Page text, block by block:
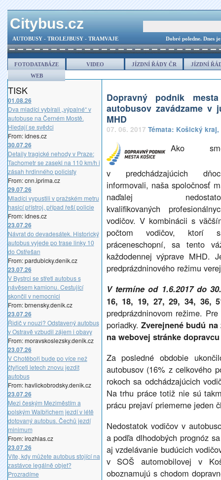
Citybus.cz
AUTOBUSY - TROLEJBUSY - TRAMVAJE Dobré poledne. Dnes
FOTODATABÁZE VIDEO JÍZDNÍ ŘÁDY ČR
JÍZDNÍ
WEB
TISK
01.08.26
Dva mladíci vybírali „výpalné“ v
autobuse na Černém Mostě.
Hledají se svědci
From: idnes.cz
30.07.26
Detaily tragické nehody v Praze:
Tachometr se zasekl na 110 km/h i
zásah hrdinného policisty
From: cnn.iprima.cz
29.07.26
Mladíci vypustili v pražském metru
hasicí přístroj, případ řeší policie
From: idnes.cz
23.07.26
Návrat do devadesátek. Historický
autobus vyjede po trase linky 10
do Ostřešan
From: pardubicky.denik.cz
23.07.26
V Bystrci se střetl autobus s
návěsem kamionu. Cestující
skončil v nemocnici
From: brnensky.denik.cz
23.07.26
Řidič v nouzi? Odstavený autobus
v Ostravě vzbudil zájem i obavy
From: moravskoslezsky.denik.cz
23.07.26
V Chotěboři bude po více než
čtyřiceti letech znovu jezdit
autobus
From: havlickobrodsky.denik.cz
23.07.26
Mezi českým Meziměstím a
polským Walbřichem jezdí v létě
dotovaný autobus. Čechů jezdí
minimum
From: irozhlas.cz
23.07.26
Víte, kdy můžete autobus stojící na
zastávce legálně objet?
Prozradíme
Dopravný podnik
autobusov zavádzame v
MHD
07. 06. 2017 Témata: Košický kraj,
Ako
v predchádzajúcich
informovali, naša spoločnosť
naďalej
kvalifikovaných
vodičov. V kombinácii s
počtom vodičov, ktorí
práceneschopní, sa tento
každodennej výprave MHD.
predprázdninového režimu
V termíne od 1.6.2017 do
16, 18, 19, 27, 29, 34, 36,
predprázdninovom režime.
poriadky. Zverejnené budú
na webovej stránke
Za posledné obdobie
autobusov (16% z celkového
rokoch sa odchádzajúcich
Na trhu práce totiž nie sú
prácu prejaví priemerne jeden
Nedostatok vodičov v
a podľa dlhodobých prognóz
aj vzdelávanie budúcich
v SOŠ automobilovej v
oboznamujú s chodom